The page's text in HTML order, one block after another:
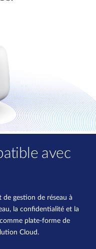
avec
gestion de réseau à
la confidentialité et la
plate-forme de
Cloud.